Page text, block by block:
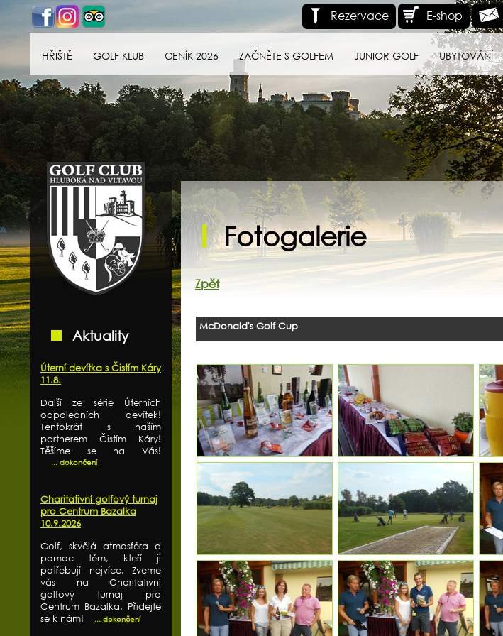
E-shop
Rezervace
HŘIŠTĚ GOLF KLUB CENÍK 2026 ZAČNĚTE S GOLFEM JUNIOR GOLF UBYTOVÁNÍ
Golf klub Hluboká
nad Vltavou
Aktuality
Úterní devítka s Čistím Káry
11.8.
Další ze série Úterních
odpoledních devítek!
Tentokrát s naším
partnerem Čistím Káry!
Těšíme se na Vás!
... dokončení
Charitativní golfový turnaj
pro Centrum Bazalka
10.9.2026
Golf, skvělá atmosféra a
pomoc těm, kteří ji
potřebují nejvíce. Zveme
vás na Charitativní
golfový turnaj pro
Centrum Bazalka. Přidejte
se k nám!
... dokončení
Fotogalerie
Zpět
McDonald's Golf Cup